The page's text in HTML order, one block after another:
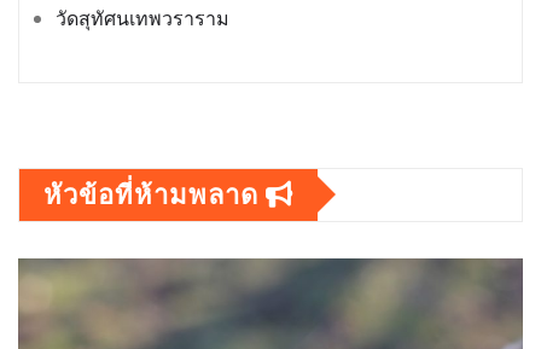
วัดสุทัศนเทพวราราม
หัวข้อที่ห้ามพลาด